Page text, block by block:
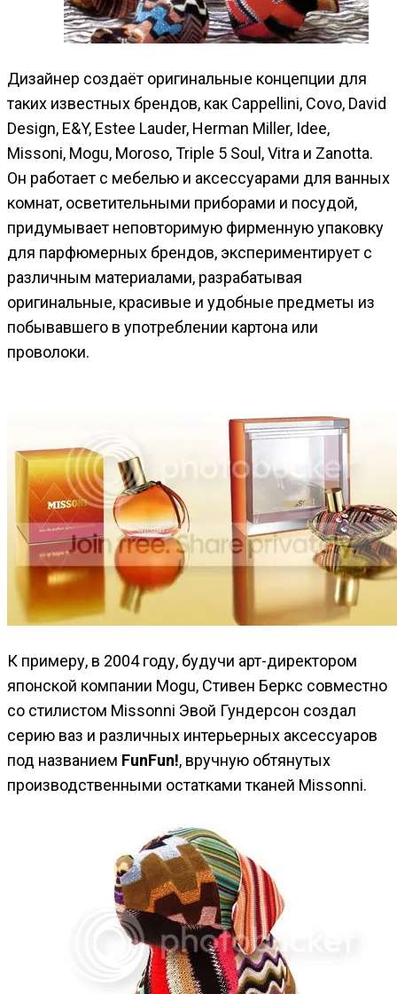
Дизайнер создаёт оригинальные концепции для
таких известных брендов, как Cappellini, Covo, David
Design, E&Y, Estee Lauder, Herman Miller, Idee,
Missoni, Mogu, Moroso, Triple 5 Soul, Vitra и Zanotta.
Он работает с мебелью и аксессуарами для ванных
комнат, осветительными приборами и посудой,
придумывает неповторимую фирменную упаковку
для парфюмерных брендов, экспериментирует с
различным материалами, разрабатывая
оригинальные, красивые и удобные предметы из
побывавшего в употреблении картона или
проволоки.
К примеру, в 2004 году, будучи арт-директором
японской компании Mogu, Стивен Беркс совместно
со стилистом Missonni Эвой Гундерсон создал
серию ваз и различных интерьерных аксессуаров
под названием FunFun!, вручную обтянутых
производственными остатками тканей Missonni.